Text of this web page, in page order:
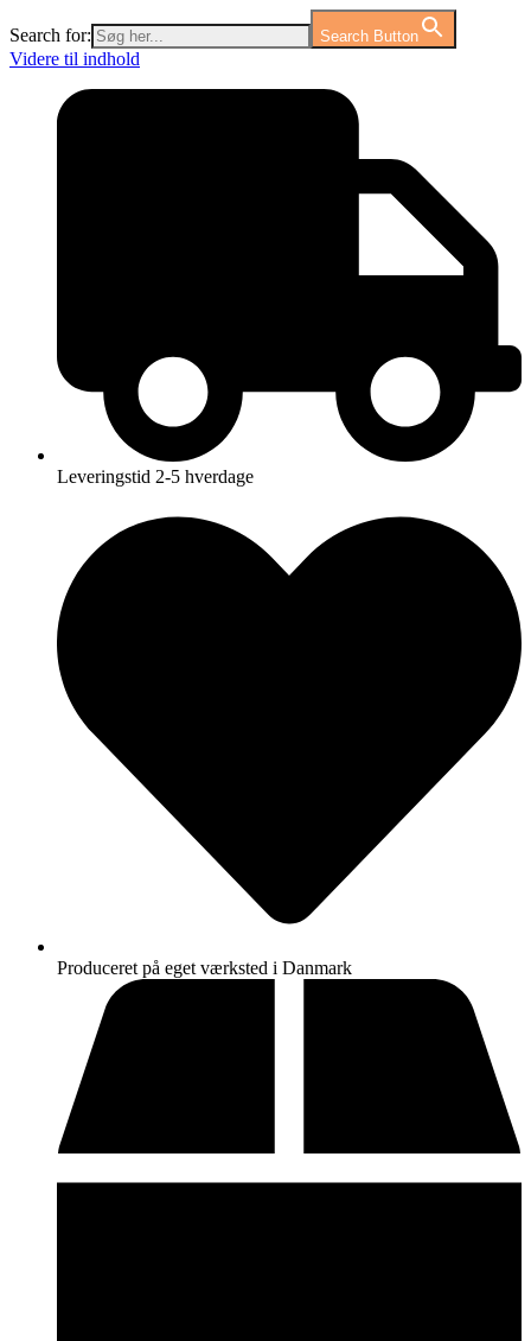
Search for: Search Button
Videre til indhold
Leveringstid 2-5 hverdage
Produceret på eget værksted i Danmark